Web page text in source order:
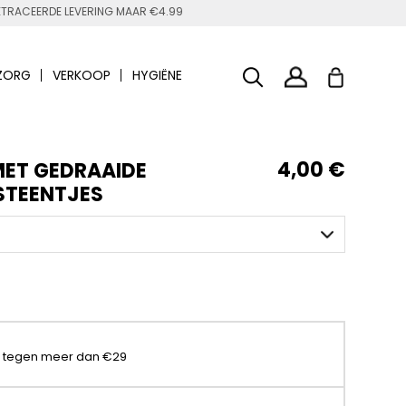
LEVERING MAAR €4.99
VERKOOP HYGIËNE
GEDRAAIDE
4,00 €
meer dan €29